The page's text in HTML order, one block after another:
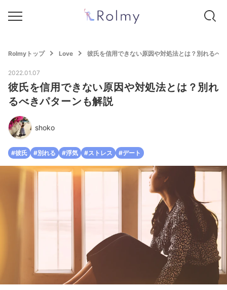
Rolmyトップ Love 彼氏を信用できない原因や対処法とは？別れるべ
2022.01.07
彼氏を信用できない原因や対処法とは？別れ
るべきパターンも解説
shoko
#彼氏 #別れる #浮気 #ストレス #デート